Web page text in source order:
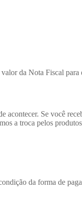
da Nota Fiscal
acontecer. Se você
a troca pelos
da forma de